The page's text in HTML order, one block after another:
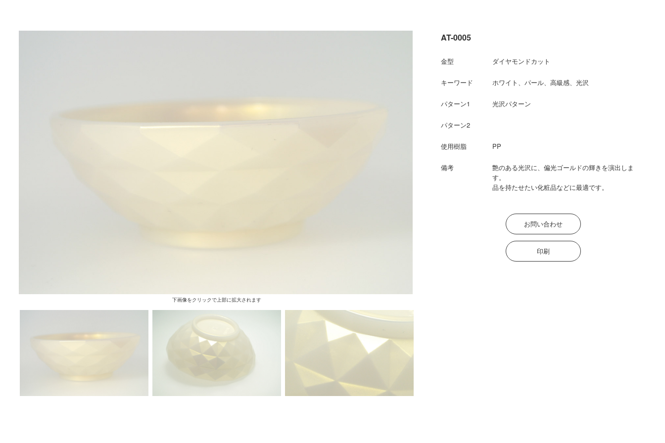
下画像をクリックで上部に拡大されます
AT-0005
金型 ダイヤモンドカット
キーワード ホワイト、パール、高級感、光沢
パターン1 光沢パターン
パターン2
使用樹脂 PP
備考
艶のある光沢に、偏光ゴールドの輝きを演出しま
す。
品を持たせたい化粧品などに最適です。
お問い合わせ
印刷